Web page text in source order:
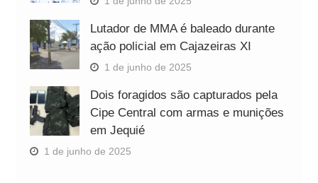
Lutador de MMA é baleado durante
ação policial em Cajazeiras XI
1 de junho de 2025
Dois foragidos são capturados pela
Cipe Central com armas e munições
em Jequié
1 de junho de 2025